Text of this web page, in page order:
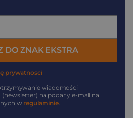
DO ZNAK EKSTRA
prywatności
wiadomości
na podany e-mail na
w regulaminie.